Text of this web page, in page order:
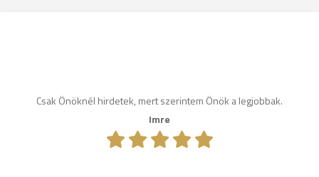
Csak Önöknél hirdetek, mert szerintem Önök a legjobbak.
Imre